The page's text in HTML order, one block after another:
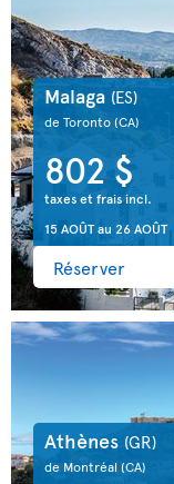
Malaga (ES)
de Toronto(CA)
802 $
taxes et frais incl.
15 AOÛTau 26 AOÛT
Réserver
Athènes (GR)
de Montréal(CA)